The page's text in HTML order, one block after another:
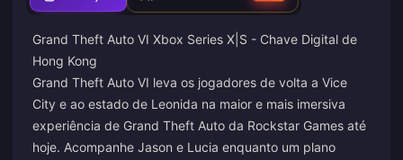
Grand Theft Auto VI Xbox Series X|S - Chave Digital de
Hong Kong
Grand Theft Auto VI leva os jogadores de volta a Vice
City e ao estado de Leonida na maior e mais imersiva
experiência de Grand Theft Auto da Rockstar Games até
hoje. Acompanhe Jason e Lucia enquanto um plano